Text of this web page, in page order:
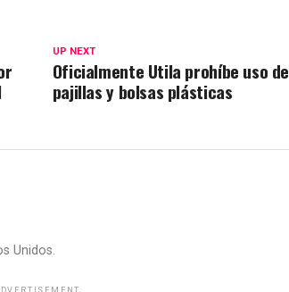
UP NEXT
Oficialmente Utila prohíbe uso de
pajillas y bolsas plásticas
Unidos.